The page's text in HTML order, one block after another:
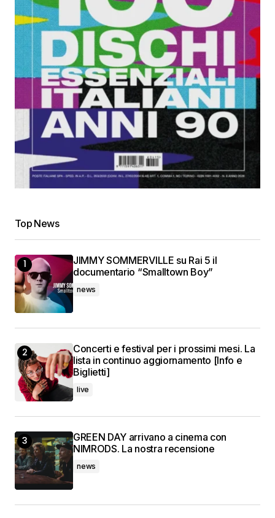
Top News
JIMMY SOMMERVILLE su Rai 5 il
documentario “Smalltown Boy”
news
Concerti e festival per i prossimi mesi. La
lista in continuo aggiornamento [Info e
Biglietti]
live
GREEN DAY arrivano a cinema con
NIMRODS. La nostra recensione
news